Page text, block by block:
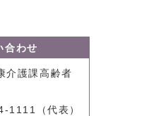
合わせ
介護課高齢者
1111（代表）